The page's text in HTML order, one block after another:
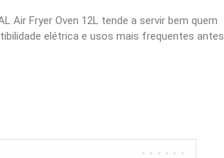
Air Fryer Oven 12L tende a servir bem quem
elétrica e usos mais frequentes antes